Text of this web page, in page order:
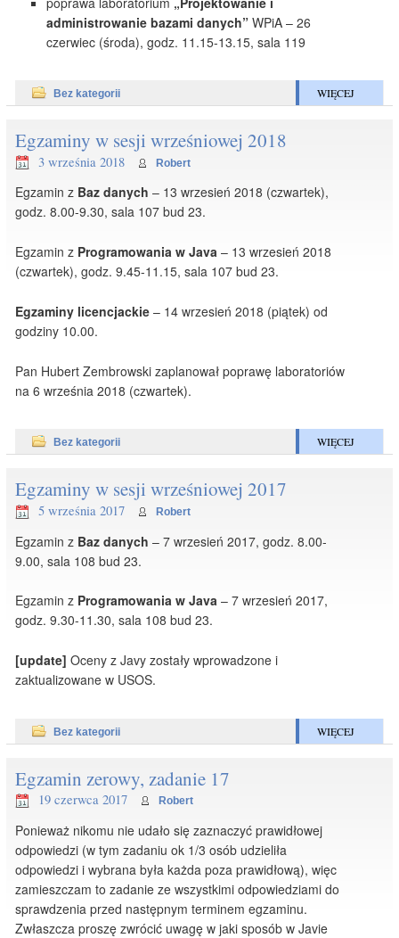
administrowanie bazami danych” WPiA – 26
czerwiec (środa), godz. 11.15-13.15, sala 119
Bez kategorii WIĘCEJ
Egzaminy w sesji wrześniowej 2018
3 września 2018 Robert
Egzamin z Baz danych – 13 wrzesień 2018 (czwartek),
godz. 8.00-9.30, sala 107 bud 23.
Egzamin z Programowania w Java – 13 wrzesień 2018
(czwartek), godz. 9.45-11.15, sala 107 bud 23.
Egzaminy licencjackie – 14 wrzesień 2018 (piątek) od
godziny 10.00.
Pan Hubert Zembrowski zaplanował poprawę laboratoriów
na 6 września 2018 (czwartek).
Bez kategorii WIĘCEJ
Egzaminy w sesji wrześniowej 2017
5 września 2017 Robert
Egzamin z Baz danych – 7 wrzesień 2017, godz. 8.00-
9.00, sala 108 bud 23.
Egzamin z Programowania w Java – 7 wrzesień 2017,
godz. 9.30-11.30, sala 108 bud 23.
[update] Oceny z Javy zostały wprowadzone i
zaktualizowane w USOS.
Bez kategorii WIĘCEJ
Egzamin zerowy, zadanie 17
19 czerwca 2017 Robert
Ponieważ nikomu nie udało się zaznaczyć prawidłowej
odpowiedzi (w tym zadaniu ok 1/3 osób udzieliła
odpowiedzi i wybrana była każda poza prawidłową), więc
zamieszczam to zadanie ze wszystkimi odpowiedziami do
sprawdzenia przed następnym terminem egzaminu.
Zwłaszcza proszę zwrócić uwagę w jaki sposób w Javie